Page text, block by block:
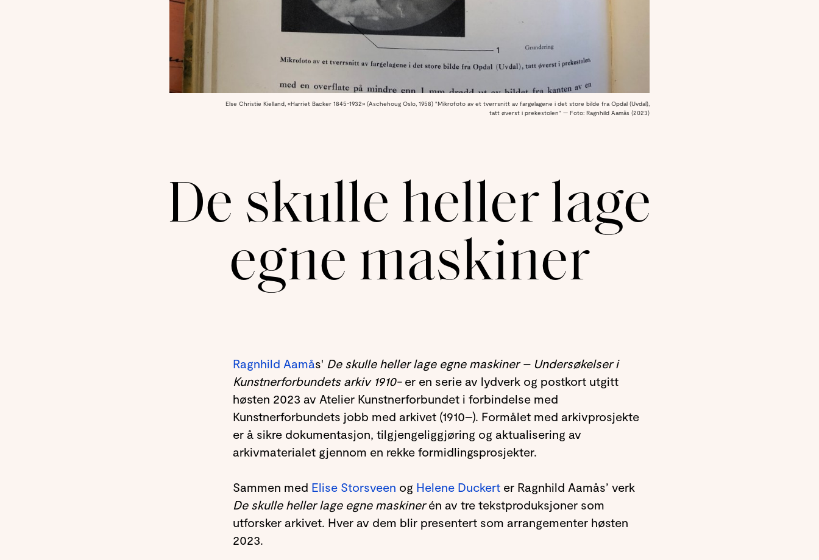
Else Christie Kielland, «Harriet Backer 1845-1932» (Aschehoug Oslo, 1958) "Mikrofoto av et tverrsnitt av fargelagene i det store bilde fra Opdal (Uvdal),
tatt øverst i prekestolen" — Foto: Ragnhild Aamås (2023)
De skulle heller lage
egne maskiner
Ragnhild Aamås' De skulle heller lage egne maskiner – Undersøkelser i
Kunstnerforbundets arkiv 1910-er en serie av lydverk og postkort utgitt
høsten 2023 av Atelier Kunstnerforbundet i forbindelse med
Kunstnerforbundets jobb med arkivet (1910–). Formålet med arkivprosjekte
er å sikre dokumentasjon, tilgjengeliggjøring og aktualisering av
arkivmaterialet gjennom en rekke formidlingsprosjekter.
Sammen med Elise Storsveen og Helene Duckert er Ragnhild Aamås’ verk
De skulle heller lage egne maskinerén av tre tekstproduksjoner som
utforsker arkivet. Hver av dem blir presentert som arrangementer høsten
2023.